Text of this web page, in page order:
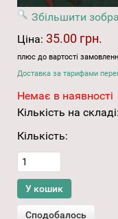
Збільшити
Ціна: 35.00 грн.
плюс до вартості
Доставка за тарифами
Немає в наявності
Кількість на складі:
Кількість: